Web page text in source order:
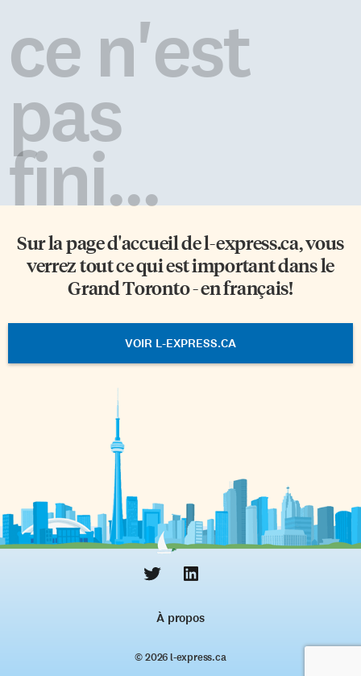
ministère de la Justice du […]
Collins, rue du Bailli ou le
O’Reilly’s, situé place de […]
ce n'est
pas
fini...
Sur la page d'accueil del-express.ca, vous
verrez tout ce qui est important dans le
Grand Toronto - en français!
VOIR L-EXPRESS.CA
À propos
© 2026 l‑express.ca